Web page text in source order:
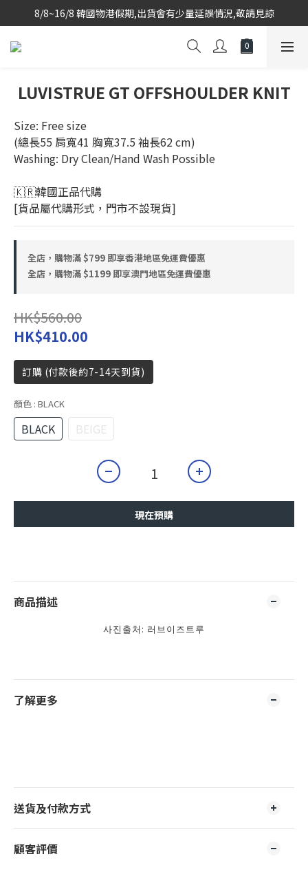
韓國當地代購團隊,每星期韓國直送香港
8/8~16/8 韓國物港假期,出貨會有少量延誤情況,敬請見諒
韓國當地代購團隊,每星期韓國直送香港
LUVISTRUE GT OFFSHOULDER KNIT
Size: Free size
(總長55 肩寬41 胸寬37.5 袖長62 cm)
Washing: Dry Clean/Hand Wash Possible
🇰🇷韓國正品代購
[貨品屬代購形式，門市不設現貨]
全店，購物滿 $799 即享香港地區免運費優惠
全店，購物滿 $1199 即享澳門地區免運費優惠
HK$560.00
HK$410.00
訂購 (付款後約7-14天到貨)
顏色 : BLACK
BLACK BEIGE
現在預購
商品描述
사진출처: 러브이즈트루
了解更多
送貨及付款方式
顧客評價